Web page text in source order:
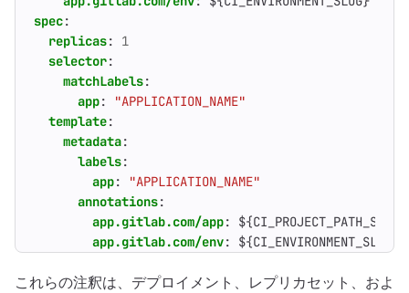
spec:
replicas:
1
selector:
matchLabels:
app:
"APPLICATION_NAME"
template:
metadata:
labels:
app:
"APPLICATION_NAME"
annotations:
app.gitlab.com/app:
${CI_PROJECT_PATH_SLUG}
app.gitlab.com/env: ${CI_ENVIRONMENT_SLUG}
これらの注釈は、デプロイメント、レプリカセット、およ